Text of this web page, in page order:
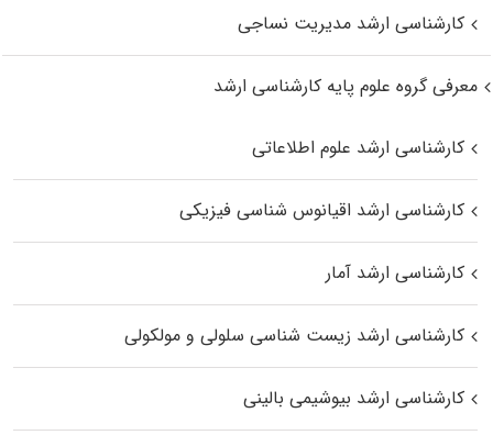
کارشناسی ارشد مدیریت نساجی
معرفی گروه علوم پایه کارشناسی ارشد
کارشناسی ارشد علوم اطلاعاتی
کارشناسی ارشد اقیانوس‌ شناسی فیزیکی
کارشناسی ارشد آمار
کارشناسی ارشد زیست شناسی سلولی و مولکولی
کارشناسی ارشد بیوشیمی بالینی